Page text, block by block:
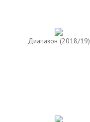
Диапазон (2018/19)